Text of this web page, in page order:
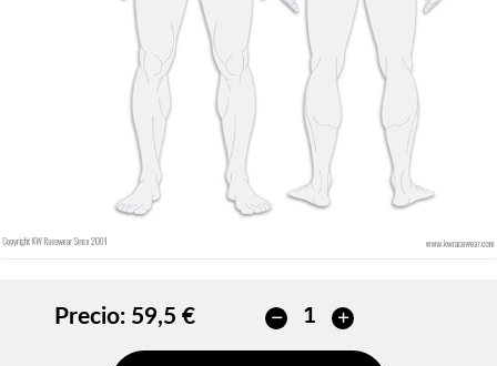
AÑADIR
Sin contorno
AÑADIR
Precio: 59,5 €